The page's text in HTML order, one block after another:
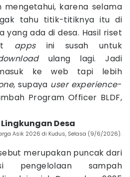
karena selama
tahu titik-titiknya itu di
yang ada di desa. Hasil riset
appsini susah untuk
ulang lagi. Jadi
ke web tapi lebih
, supaya user experience-
Program Officer BLDF,
Desa
Asik 2026 di Kudus, Selasa (9/6/2026).
merupakan puncak dari
pengelolaan sampah